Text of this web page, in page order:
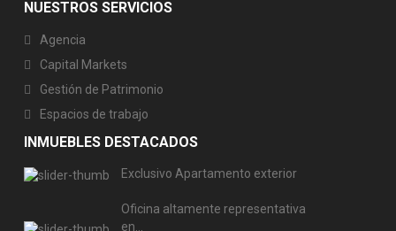
NUESTROS SERVICIOS
Agencia
Capital Markets
Gestión de Patrimonio
Espacios de trabajo
INMUEBLES DESTACADOS
Exclusivo Apartamento exterior
Oficina altamente representativa
en...